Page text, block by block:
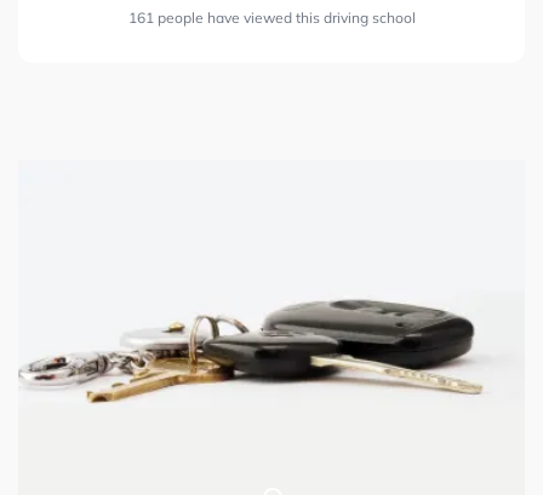
161 people have viewed this driving school